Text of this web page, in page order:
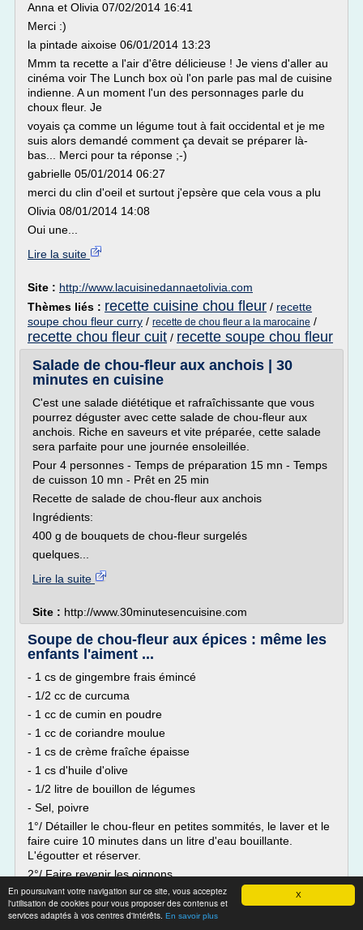
X
En poursuivant votre navigation sur ce site, vous acceptez
l'utilisation de cookies pour vous proposer des contenus et
services adaptés à vos centres d'intérêts. En savoir plus
Anna et Olivia 07/02/2014 16:41
Merci :)
la pintade aixoise 06/01/2014 13:23
Mmm ta recette a l'air d'être délicieuse ! Je viens d'aller au
cinéma voir The Lunch box où l'on parle pas mal de cuisine
indienne. A un moment l'un des personnages parle du
choux fleur. Je
voyais ça comme un légume tout à fait occidental et je me
suis alors demandé comment ça devait se préparer là-
bas... Merci pour ta réponse ;-)
gabrielle 05/01/2014 06:27
merci du clin d'oeil et surtout j'epsère que cela vous a plu
Olivia 08/01/2014 14:08
Oui une...
Lire la suite
Site : http://www.lacuisinedannaetolivia.com
Thèmes liés : recette cuisine chou fleur / recette
soupe chou fleur curry / recette de chou fleur a la marocaine /
recette chou fleur cuit / recette soupe chou fleur
Salade de chou-fleur aux anchois | 30
minutes en cuisine
C'est une salade diététique et rafraîchissante que vous
pourrez déguster avec cette salade de chou-fleur aux
anchois. Riche en saveurs et vite préparée, cette salade
sera parfaite pour une journée ensoleillée.
Pour 4 personnes - Temps de préparation 15 mn - Temps
de cuisson 10 mn - Prêt en 25 min
Recette de salade de chou-fleur aux anchois
Ingrédients:
400 g de bouquets de chou-fleur surgelés
quelques...
Lire la suite
Site : http://www.30minutesencuisine.com
Soupe de chou-fleur aux épices : même les
enfants l'aiment ...
- 1 cs de gingembre frais émincé
- 1/2 cc de curcuma
- 1 cc de cumin en poudre
- 1 cc de coriandre moulue
- 1 cs de crème fraîche épaisse
- 1 cs d'huile d'olive
- 1/2 litre de bouillon de légumes
- Sel, poivre
1°/ Détailler le chou-fleur en petites sommités, le laver et le
faire cuire 10 minutes dans un litre d'eau bouillante.
L'égoutter et réserver.
2°/ Faire revenir les oignons,...
Lire la suite